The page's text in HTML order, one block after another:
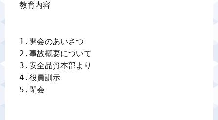
教育内容
1.開会のあいさつ
2.事故概要について
3.安全品質本部より
4.役員訓示
5.閉会